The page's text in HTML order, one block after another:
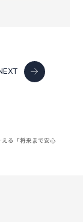
える「将来まで安心